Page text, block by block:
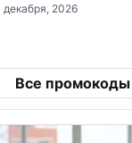
декабря, 2026
Все промокоды